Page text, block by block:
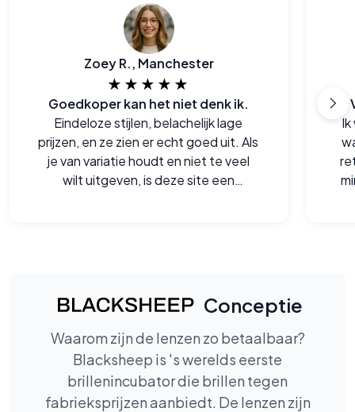
Zoey R., Manchester
★★★★★
Goedkoper kan het niet denk ik.
Eindeloze stijlen, belachelijk lage
prijzen, en ze zien er echt goed uit. Als
je van variatie houdt en niet te veel
wilt uitgeven, is deze site een
Conceptie
Waarom zijn de lenzen zo betaalbaar?
Blacksheep is 's werelds eerste
brillenincubator die brillen tegen
fabrieksprijzen aanbiedt. De lenzen zijn